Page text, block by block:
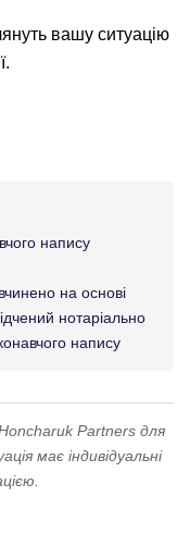
вашу ситуацію
напису
на основі
нотаріально
напису
Partners для
має індивідуальні